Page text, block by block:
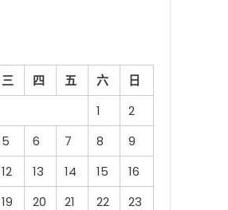
三 四 五 六
日
1
2
5 6 7 8
9
12 13 14 15
16
19 20 21 22 23